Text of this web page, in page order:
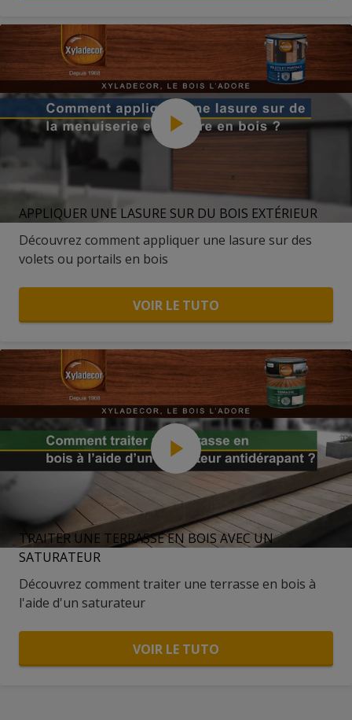
APPLIQUER UNE LASURE SUR DU BOIS EXTÉRIEUR
Découvrez comment appliquer une lasure sur des
volets ou portails en bois
VOIR LE TUTO
TRAITER UNE TERRASSE EN BOIS AVEC UN
SATURATEUR
Découvrez comment traiter une terrasse en bois à
l'aide d'un saturateur
VOIR LE TUTO